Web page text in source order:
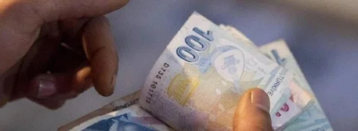
Burdur
Bursa
Çanakkale
Çankırı